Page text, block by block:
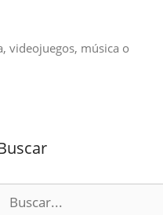
videojuegos, música o